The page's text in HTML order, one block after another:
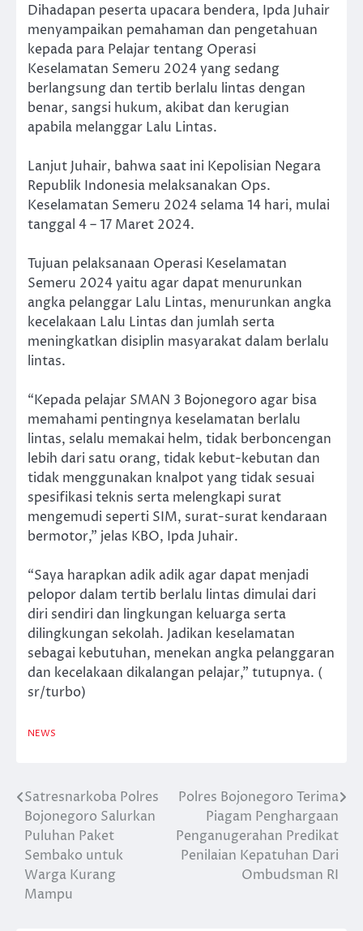
Dihadapan peserta upacara bendera, Ipda Juhair
menyampaikan pemahaman dan pengetahuan
kepada para Pelajar tentang Operasi
Keselamatan Semeru 2024 yang sedang
berlangsung dan tertib berlalu lintas dengan
benar, sangsi hukum, akibat dan kerugian
apabila melanggar Lalu Lintas.
Lanjut Juhair, bahwa saat ini Kepolisian Negara
Republik Indonesia melaksanakan Ops.
Keselamatan Semeru 2024 selama 14 hari, mulai
tanggal 4 – 17 Maret 2024.
Tujuan pelaksanaan Operasi Keselamatan
Semeru 2024 yaitu agar dapat menurunkan
angka pelanggar Lalu Lintas, menurunkan angka
kecelakaan Lalu Lintas dan jumlah serta
meningkatkan disiplin masyarakat dalam berlalu
lintas.
“Kepada pelajar SMAN 3 Bojonegoro agar bisa
memahami pentingnya keselamatan berlalu
lintas, selalu memakai helm, tidak berboncengan
lebih dari satu orang, tidak kebut-kebutan dan
tidak menggunakan knalpot yang tidak sesuai
spesifikasi teknis serta melengkapi surat
mengemudi seperti SIM, surat-surat kendaraan
bermotor,” jelas KBO, Ipda Juhair.
“Saya harapkan adik adik agar dapat menjadi
pelopor dalam tertib berlalu lintas dimulai dari
diri sendiri dan lingkungan keluarga serta
dilingkungan sekolah. Jadikan keselamatan
sebagai kebutuhan, menekan angka pelanggaran
dan kecelakaan dikalangan pelajar,” tutupnya. (
sr/turbo)
NEWS
Navigasi
pos
Satresnarkoba Polres
Bojonegoro Salurkan
Puluhan Paket
Sembako untuk
Warga Kurang
Mampu
Polres Bojonegoro Terima
Piagam Penghargaan
Penganugerahan Predikat
Penilaian Kepatuhan Dari
Ombudsman RI